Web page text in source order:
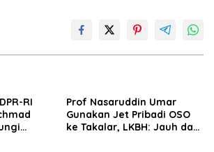
RI
Prof Nasaruddin Umar
Gunakan Jet Pribadi OSO
ke Takalar, LKBH: Jauh dari